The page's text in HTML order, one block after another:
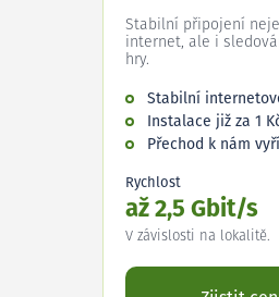
Stabilní připojení
internet, ale i
hry.
Stabilní
Instalace již za 1
Přechod k nám
Rychlost
až 2,5 Gbit/s
V závislosti na lokalitě.